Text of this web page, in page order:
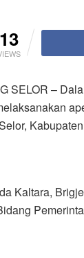
13
SELOR –
Kaltara,